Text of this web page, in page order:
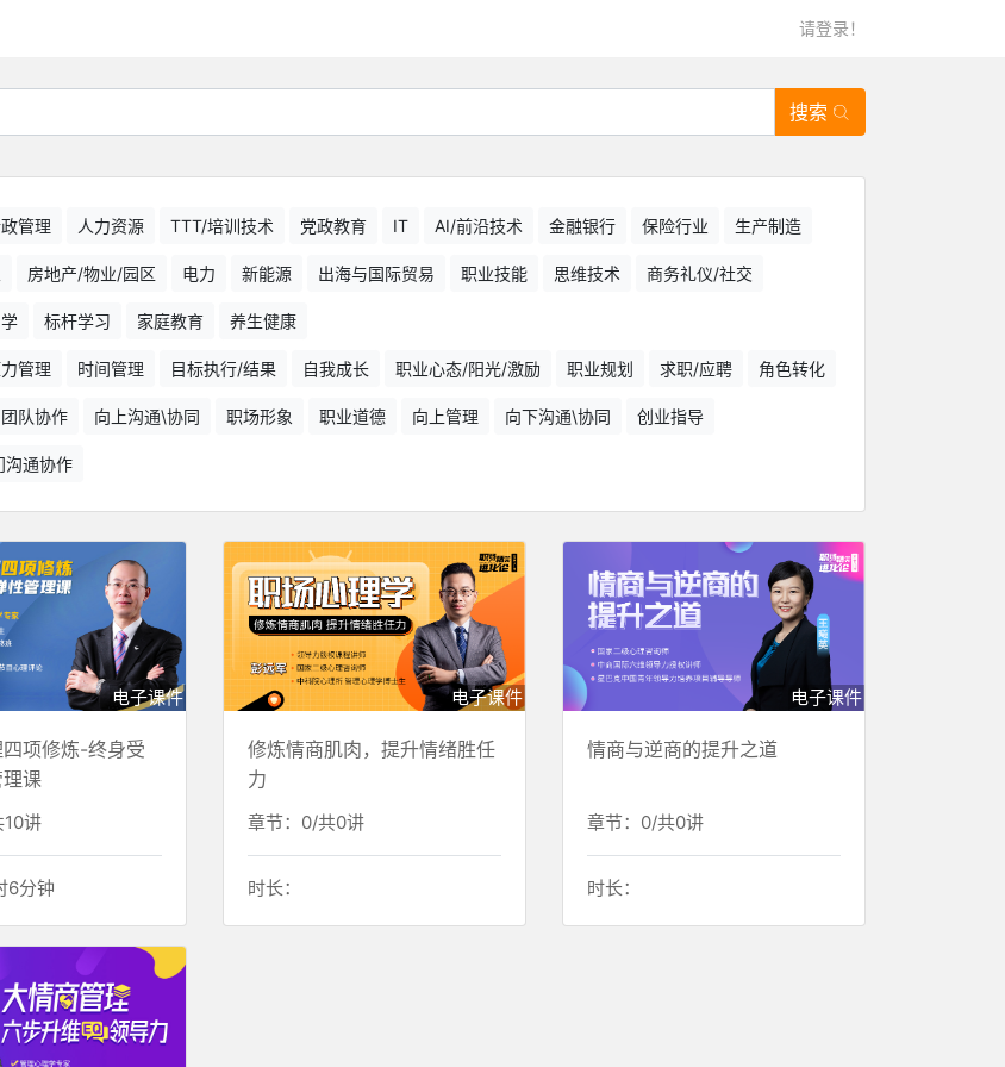
请登录！
搜索
管理 人力资源 TTT/培训技术 党政教育 IT AI/前沿技术 金融银行 保险行业 生产制造
房地产/物业/园区 电力 新能源 出海与国际贸易 职业技能 思维技术 商务礼仪/社交
标杆学习 家庭教育 养生健康
管理 时间管理 目标执行/结果 自我成长 职业心态/阳光/激励 职业规划 求职/应聘 角色转化
团队协作 向上沟通\协同 职场形象 职业道德 向上管理 向下沟通\协同 创业指导
沟通协作
电子课件
项修炼-终身受
课
讲
6分钟
电子课件
修炼情商肌肉，提升情绪胜任
力
章节：0/共0讲
时长：
电子课件
情商与逆商的提升之道
章节：0/共0讲
时长：